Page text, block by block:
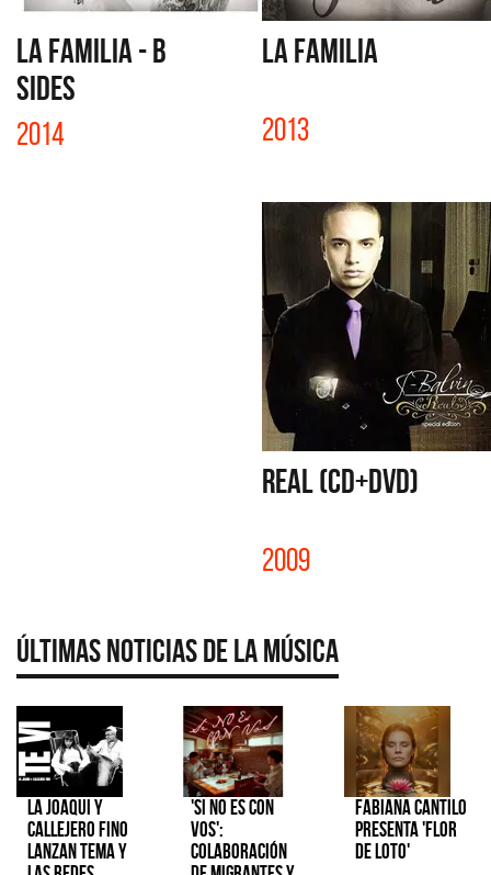
LA FAMILIA - B
SIDES
2014
LA FAMILIA
2013
REAL (CD+DVD)
2009
Últimas Noticias de la Música
La Joaqui y
Callejero Fino
lanzan tema y
'Si No Es Con
Vos':
colaboración
Fabiana Cantilo
presenta 'Flor
de Loto'